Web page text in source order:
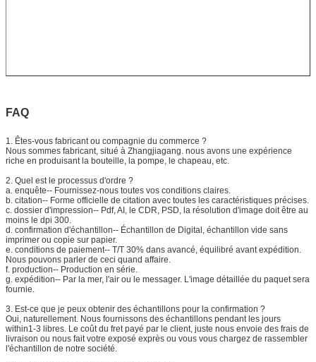
FAQ
1. Êtes-vous fabricant ou compagnie du commerce ?
Nous sommes fabricant, situé à Zhangjiagang. nous avons une expérience
riche en produisant la bouteille, la pompe, le chapeau, etc.
2. Quel est le processus d'ordre ?
a. enquête-- Fournissez-nous toutes vos conditions claires.
b. citation-- Forme officielle de citation avec toutes les caractéristiques précises.
c. dossier d'impression-- Pdf, AI, le CDR, PSD, la résolution d'image doit être au
moins le dpi 300.
d. confirmation d'échantillon-- Échantillon de Digital, échantillon vide sans
imprimer ou copie sur papier.
e. conditions de paiement-- T/T 30% dans avancé, équilibré avant expédition.
Nous pouvons parler de ceci quand affaire.
f. production-- Production en série.
g. expédition-- Par la mer, l'air ou le messager. L'image détaillée du paquet sera
fournie.
3. Est-ce que je peux obtenir des échantillons pour la confirmation ?
Oui, naturellement. Nous fournissons des échantillons pendant les jours
within1-3 libres. Le coût du fret payé par le client, juste nous envoie des frais de
livraison ou nous fait votre exposé exprès ou vous vous chargez de rassembler
l'échantillon de notre société.